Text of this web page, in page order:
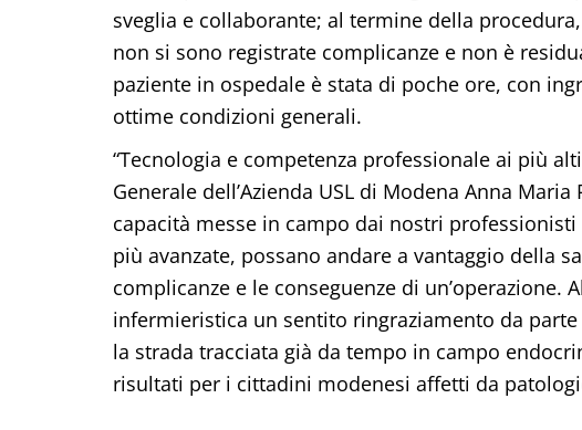
sveglia e collaborante; al termine della
non si sono registrate complicanze e non è
paziente in ospedale è stata di poche ore, con
ottime condizioni generali.
“Tecnologia e competenza professionale ai più
Generale dell’Azienda USL di Modena Anna
capacità messe in campo dai nostri
più avanzate, possano andare a vantaggio della
complicanze e le conseguenze di un’operazione.
infermieristica un sentito ringraziamento da
la strada tracciata già da tempo in campo
risultati per i cittadini modenesi affetti da